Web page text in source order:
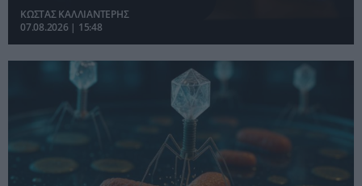
ΚΩΣΤΑΣ ΚΑΛΛΙΑΝΤΕΡΗΣ
07.08.2026 | 15:48